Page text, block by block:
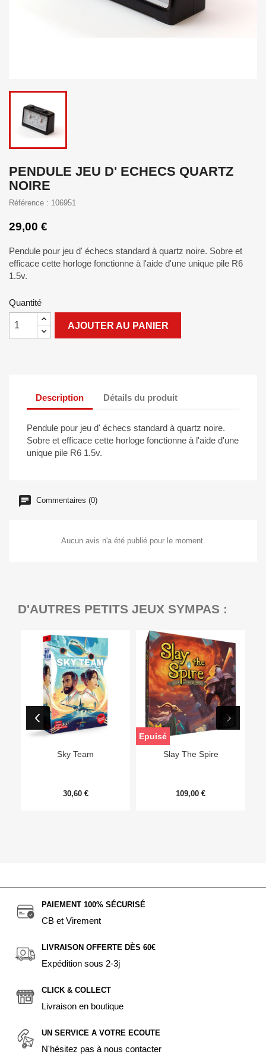
PENDULE JEU D' ECHECS QUARTZ
NOIRE
Référence : 106951
29,00 €
Pendule pour jeu d' échecs standard à quartz noire. Sobre et
efficace cette horloge fonctionne à l'aide d'une unique pile R6
1.5v.
Quantité
AJOUTER AU PANIER
Description Détails du produit
Pendule pour jeu d' échecs standard à quartz noire.
Sobre et efficace cette horloge fonctionne à l'aide d'une
unique pile R6 1.5v.
Commentaires (0)
Aucun avis n'a été publié pour le moment.
D'AUTRES PETITS JEUX SYMPAS :
Sky Team
30,60 €
Slay The Spire
109,00 €
Epuisé
PAIEMENT 100% SÉCURISÉ
CB et Virement
LIVRAISON OFFERTE DÈS 60€
Expédition sous 2-3j
CLICK & COLLECT
Livraison en boutique
UN SERVICE A VOTRE ECOUTE
N'hésitez pas à nous contacter